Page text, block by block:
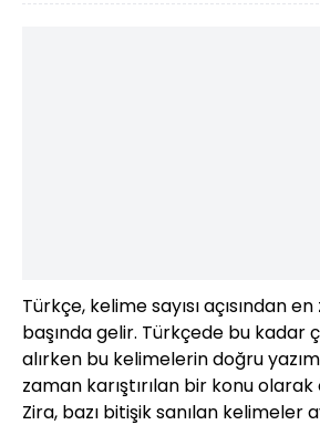
Türkçe, kelime sayısı açısından
başında gelir. Türkçede bu kadar
alırken bu kelimelerin doğru
zaman karıştırılan bir konu olarak
Zira, bazı bitişik sanılan kelimeler